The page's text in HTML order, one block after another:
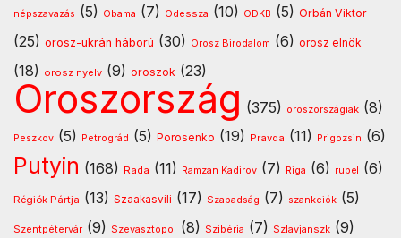
népszavazás (5) Obama (7) Odessza (10) ODKB (5) Orbán Viktor
(25) orosz-ukrán háború (30) Orosz Birodalom (6) orosz elnök
(18) orosz nyelv (9) oroszok (23)
Oroszország (375) oroszországiak (8)
Peszkov (5) Petrográd (5) Porosenko (19) Pravda (11) Prigozsin (6)
Putyin (168) Rada (11) Ramzan Kadirov (7) Riga (6) rubel (6)
Régiók Pártja (13) Szaakasvili (17) Szabadság (7) szankciók (5)
Szentpétervár (9) Szevasztopol (8) Szibéria (7) Szlavjanszk (9)